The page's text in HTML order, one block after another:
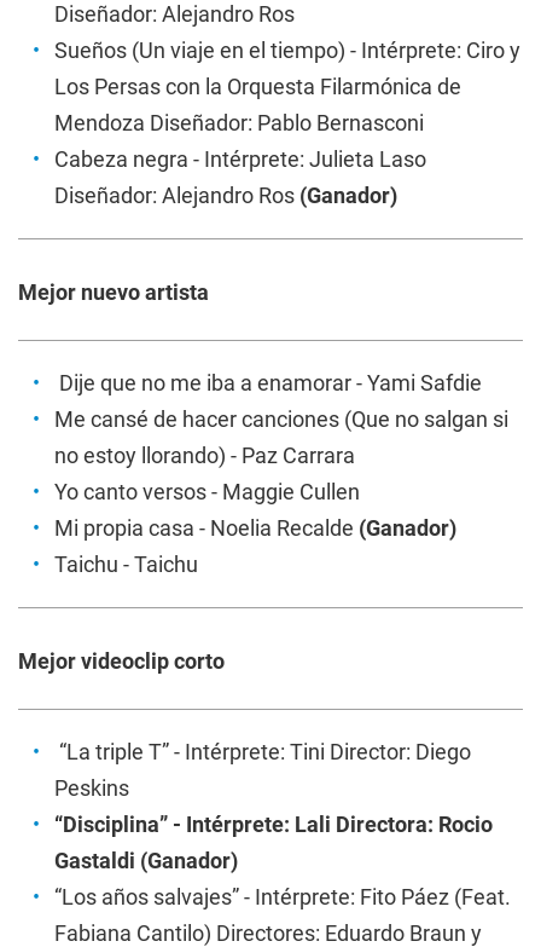
Diseñador: Alejandro Ros
Sueños (Un viaje en el tiempo) - Intérprete: Ciro y
Los Persas con la Orquesta Filarmónica de
Mendoza Diseñador: Pablo Bernasconi
Cabeza negra - Intérprete: Julieta Laso
Diseñador: Alejandro Ros (Ganador)
Mejor nuevo artista
Dije que no me iba a enamorar - Yami Safdie
Me cansé de hacer canciones (Que no salgan si
no estoy llorando) - Paz Carrara
Yo canto versos - Maggie Cullen
Mi propia casa - Noelia Recalde (Ganador)
Taichu - Taichu
Mejor videoclip corto
“La triple T” - Intérprete: Tini Director: Diego
Peskins
“Disciplina” - Intérprete: Lali Directora: Rocio
Gastaldi (Ganador)
“Los años salvajes” - Intérprete: Fito Páez (Feat.
Fabiana Cantilo) Directores: Eduardo Braun y